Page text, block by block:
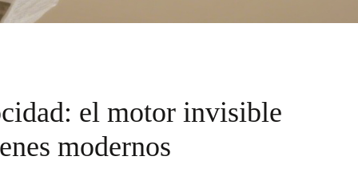
el motor invisible
modernos